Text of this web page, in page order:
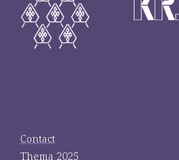
Contact
Thema 2025